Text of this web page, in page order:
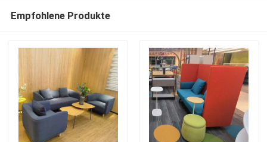
Empfohlene Produkte